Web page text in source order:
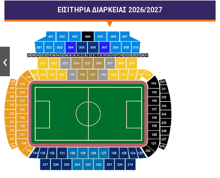
ΕΙΣΙΤΗΡΙΑ ΔΙΑΡΚΕΙΑΣ 2026/2027